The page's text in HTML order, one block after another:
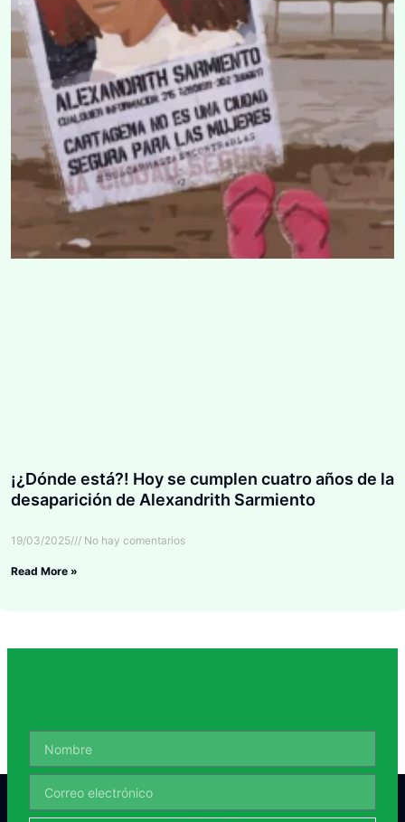
¡¿Dónde está?! Hoy se cumplen cuatro años de la
desaparición de Alexandrith Sarmiento
19/03/2025 No hay comentarios
Read More »